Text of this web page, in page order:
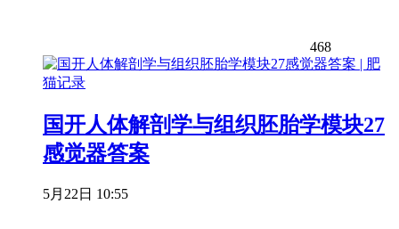
468
国开人体解剖学与组织胚胎学模块27
感觉器答案
5月22日 10:55